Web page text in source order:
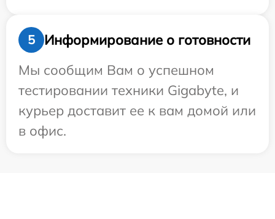
5
Информирование о готовности
Мы сообщим Вам о успешном
тестировании техники Gigabyte, и
курьер доставит ее к вам домой или
в офис.